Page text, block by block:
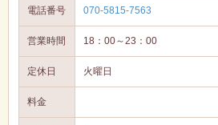
電話番号 070-5815-7563
営業時間 18：00～23：00
定休日 火曜日
料金